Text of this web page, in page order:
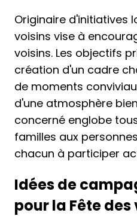
Originaire d'initiatives
voisins vise à
voisins. Les objectifs
création d'un cadre
de moments
d'une atmosphère
concerné englobe
familles aux
chacun à participer
Idées de
pour la Fête des